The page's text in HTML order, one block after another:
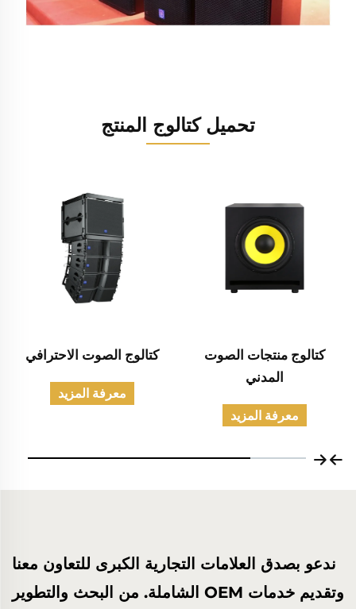
تحميل كتالوج المنتج
كتالوج منتجات الصوت
المدني
معرفة المزيد
كتالوج الصوت الاحترافي
معرفة المزيد
ندعو بصدق العلامات التجارية الكبرى للتعاون معنا
وتقديم خدمات OEM الشاملة. من البحث والتطوير